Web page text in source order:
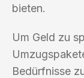
bieten.
Um Geld zu
Bedürfnisse